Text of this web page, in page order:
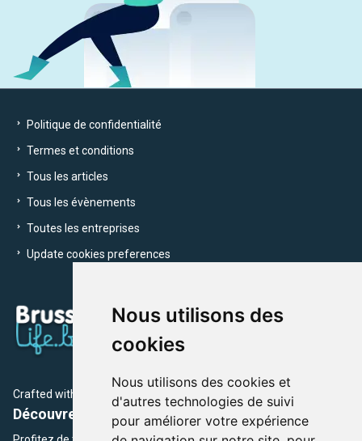
Nous utilisons des
cookies
Nous utilisons des cookies et
d'autres technologies de suivi
pour améliorer votre expérience
Politique de confidentialité
Termes et conditions
Tous les articles
Tous les évènements
Toutes les entreprises
Update cookies preferences
Crafted with by Brusselslife Team
Découvrez plus de 12 000 adresses et événements